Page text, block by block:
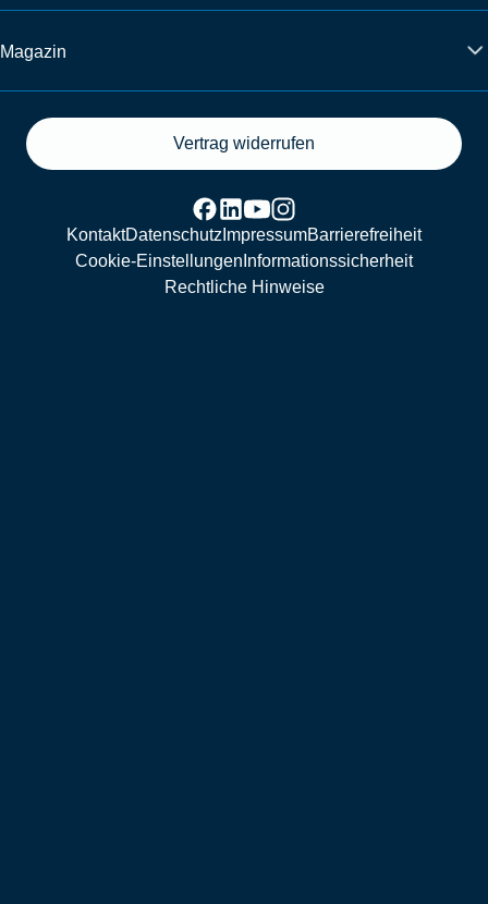
Magazin
Vertrag widerrufen
KontaktDatenschutz ImpressumBarrierefreiheit
Cookie-Einstellungen Informationssicherheit
Rechtliche Hinweise